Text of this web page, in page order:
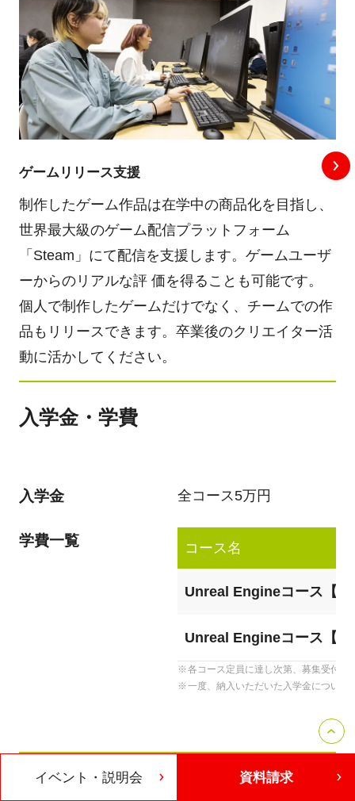
ゲームリリース支援
制作したゲーム作品は在学中の商品化を目指し、
世界最大級のゲーム配信プラットフォーム
「Steam」にて配信を支援します。ゲームユーザ
ーからのリアルな評 価を得ることも可能です。
個人で制作したゲームだけでなく、チームでの作
品もリリースできます。卒業後のクリエイター活
動に活かしてください。
入学金・学費
入学金 全コース5万円
学費一覧 コース名
Unreal Engineコース【6
Unreal Engineコース【
各コース定員に達し次第、募集受付を
一度、納入いただいた入学金につい
関連コース
イベント・説明会 資料請求